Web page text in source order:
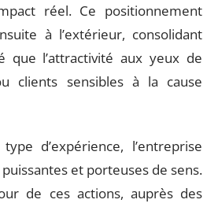
réel. Ce positionnement
à l’extérieur, consolidant
que l’attractivité aux yeux de
clients sensibles à la cause
d’expérience, l’entreprise
et porteuses de sens.
de ces actions, auprès des